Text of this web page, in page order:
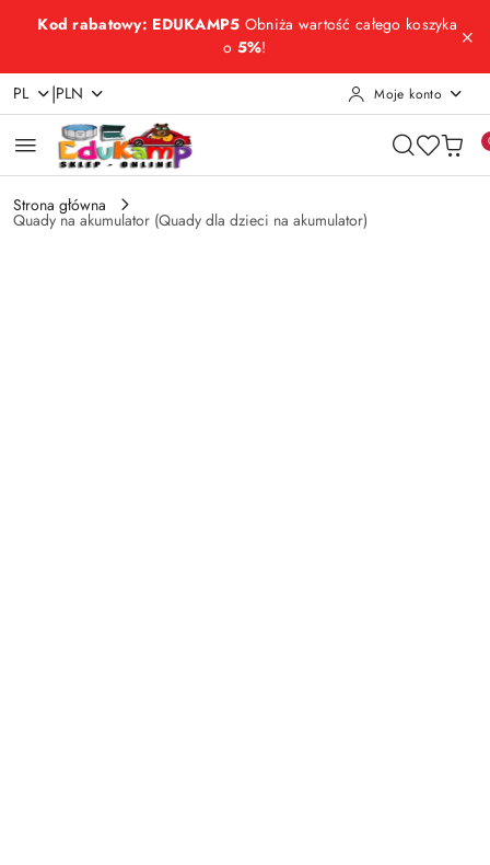
Przejdź do treści głównej
Przejdź do wyszukiwarki
Przejdź do moje konto
Przejdź do menu głównego
Przejdź do opisu produktu
Przejdź do stopki
Kod rabatowy: EDUKAMP5 Obniża wartość całego koszyka
o 5%!
PL |PLN Moje konto
Strona główna
Quady na akumulator (Quady dla dzieci na akumulator)